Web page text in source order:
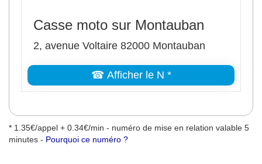
Casse moto sur Montauban
2, avenue Voltaire 82000 Montauban
☎ Afficher le N *
* 1.35€/appel + 0.34€/min - numéro de mise en relation valable 5
minutes - Pourquoi ce numéro ?